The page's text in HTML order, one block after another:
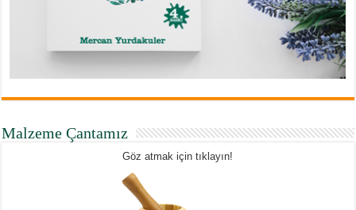
Malzeme Çantamız
Göz atmak için tıklayın!